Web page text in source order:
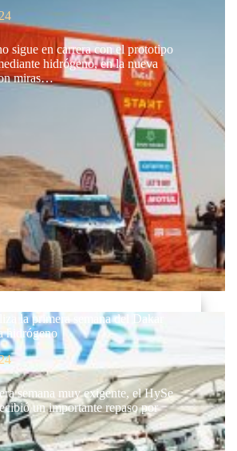
sigue en carrera con el prototipo
hidrógeno, en la nueva
miras…
la primera semana del Dakar
hidrógeno
semana muy exigente, el HySe
un importante repaso por